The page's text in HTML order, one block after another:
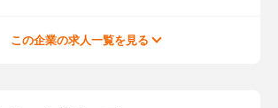
この企業の求人一覧を見る